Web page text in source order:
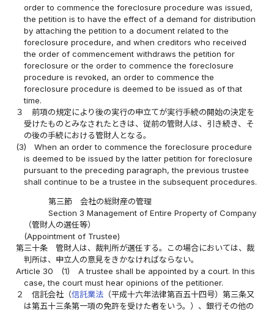
order to commence the foreclosure procedure was issued,
the petition is to have the effect of a demand for distribution
by attaching the petition to a document related to the
foreclosure procedure, and when creditors who received
the order of commencement withdraws the petition for
foreclosure or the order to commence the foreclosure
procedure is revoked, an order to commence the
foreclosure procedure is deemed to be issued as of that
time.
３
前項の規定により後の実行の申立てが実行手続の開始の決定を
受けたものとみなされたときは、従前の管財人は、引き続き、そ
の後の手続における管財人となる。
(3)
When an order to commence the foreclosure procedure
is deemed to be issued by the latter petition for foreclosure
pursuant to the preceding paragraph, the previous trustee
shall continue to be a trustee in the subsequent procedures.
第三節 会社の総財産の管理
Section 3 Management of Entire Property of Company
（管財人の選任等）
(Appointment of Trustee)
第三十条
管財人は、裁判所が選任する。この場合においては、裁
判所は、申立人の意見をきかなければならない。
Article 30
(1)
A trustee shall be appointed by a court. In this
case, the court must hear opinions of the petitioner.
２
信託会社（信託業法 （平成十六年法律第百五十四号）第三条又
は第五十三条第一項の免許を受けた者をいう。）、銀行その他の